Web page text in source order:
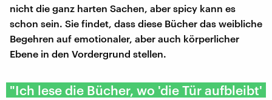
nicht die ganz harten Sachen, aber spicy kann es
schon sein. Sie findet, dass diese Bücher das weibliche
Begehren auf emotionaler, aber auch körperlicher
Ebene in den Vordergrund stellen.
"Ich lese die Bücher, wo 'die Tür aufbleibt'